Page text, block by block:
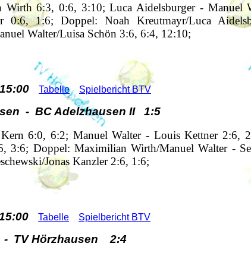
6:3, 0:6, 3:10; Luca Aidelsburger - Manuel
0:6, 1:6; Doppel: Noah Kreutmayr/Luca
Walter/Luisa Schön 3:6, 6:4, 12:10;
Tabelle Spielbericht BTV
- BC Adelzhausen II 1:5
6:0, 6:2; Manuel Walter - Louis Kettner 2:6,
3:6; Doppel: Maximilian Wirth/Manuel Walter -
Jonas Kanzler 2:6, 1:6;
Tabelle Spielbericht BTV
TV Hörzhausen 2:4